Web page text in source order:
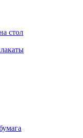
стол